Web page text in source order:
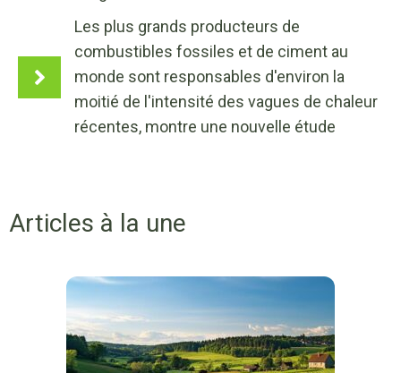
Les plus grands producteurs de
combustibles fossiles et de ciment au
monde sont responsables d'environ la
moitié de l'intensité des vagues de chaleur
récentes, montre une nouvelle étude
Articles à la une